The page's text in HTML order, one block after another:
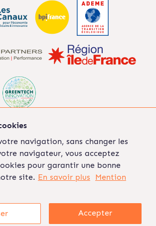
navigation, sans changer les
navigateur, vous acceptez
pour garantir une bonne
site. En savoir plus
Mention
Accepter
Créer un compte
Mentions légales
Politique de
CGU CGV On recrute